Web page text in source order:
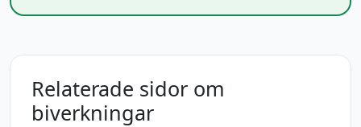
Relaterade sidor om
biverkningar